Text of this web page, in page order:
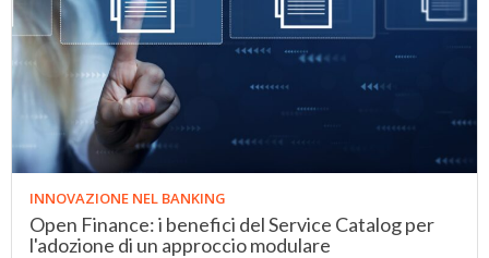
INNOVAZIONE NEL BANKING
Open Finance: i benefici del Service Catalog per
l'adozione di un approccio modulare